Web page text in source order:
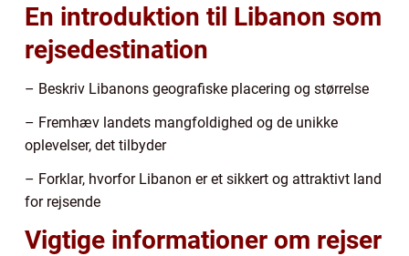
En introduktion til Libanon som
rejsedestination
– Beskriv Libanons geografiske placering og størrelse
– Fremhæv landets mangfoldighed og de unikke
oplevelser, det tilbyder
– Forklar, hvorfor Libanon er et sikkert og attraktivt land
for rejsende
Vigtige informationer om rejser